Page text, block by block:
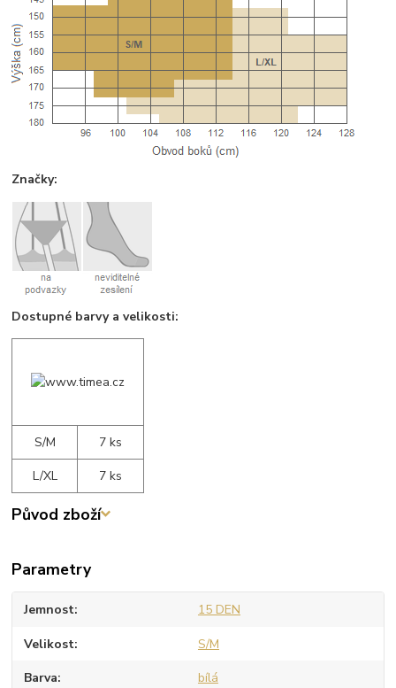
Značky:
Dostupné barvy a velikosti:
S/M
7 ks
L/XL
7 ks
Původ zboží
Parametry
Jemnost 15 DEN
Velikost S/M
Barva bílá